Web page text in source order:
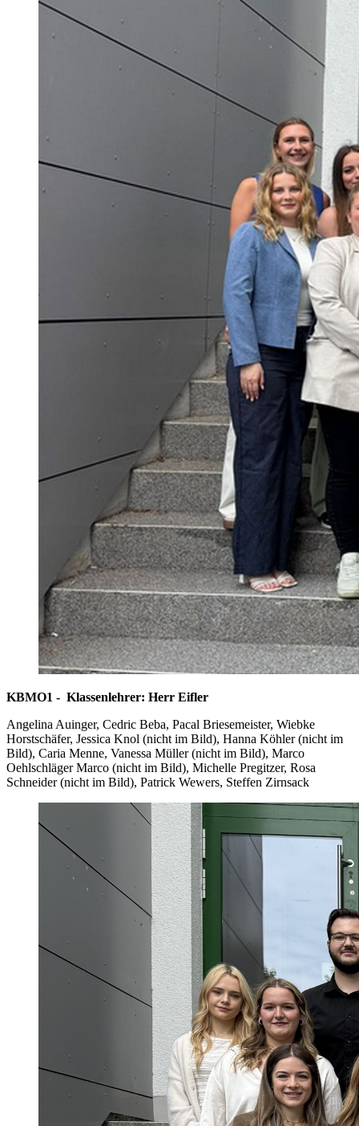
KBMO1 - Klassenlehrer: Herr Eifler
Angelina Auinger, Cedric Beba, Pacal Briesemeister, Wiebke
Horstschäfer, Jessica Knol (nicht im Bild), Hanna Köhler (nicht im
Bild), Caria Menne, Vanessa Müller (nicht im Bild), Marco
Oehlschläger Marco (nicht im Bild), Michelle Pregitzer, Rosa
Schneider (nicht im Bild), Patrick Wewers, Steffen Zirnsack